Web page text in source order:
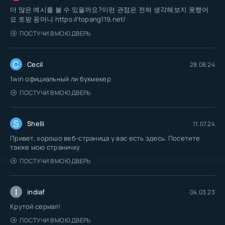
더 많은 예시를 볼 수 있을까요?이런 관점은 전혀 생각해보지 못했어
요 토팡 꽁머니 https://topang119.net/
ПОСТУЧИ В МОЮ ДВЕРЬ
C Cecil 28.08.24
1win официальный ли букмекер
ПОСТУЧИ В МОЮ ДВЕРЬ
S Shelli 11.07.24
Привет, хорошо веб-страница у вас есть здесь. Посетите
также мою страничку
ПОСТУЧИ В МОЮ ДВЕРЬ
I indiaf 04.03.23
Крутой сериал!
ПОСТУЧИ В МОЮ ДВЕРЬ